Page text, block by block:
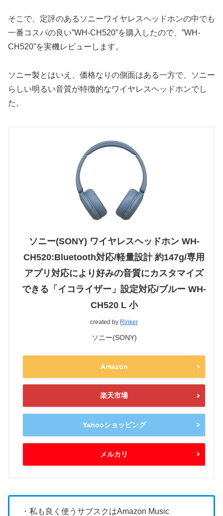
そこで、定評のあるソニーワイヤレスヘッドホンの中でも
一番コスパの良い”WH-CH520”を購入したので、”WH-
CH520”を実機レビューします。
ソニー製とはいえ、価格なりの側面はある一方で、ソニー
らしい明るい音質が特徴的なワイヤレスヘッドホンでし
た。
ソニー(SONY) ワイヤレスヘッドホン WH-
CH520:Bluetooth対応/軽量設計 約147g/専用
アプリ対応により好みの音質にカスタマイズ
できる「イコライザー」設定対応/ブルー WH-
CH520 L 小
created by Rinker
ソニー(SONY)
Amazon
楽天市場
Yahooショッピング
メルカリ
・私も良く使うサブスクはAmazon Music